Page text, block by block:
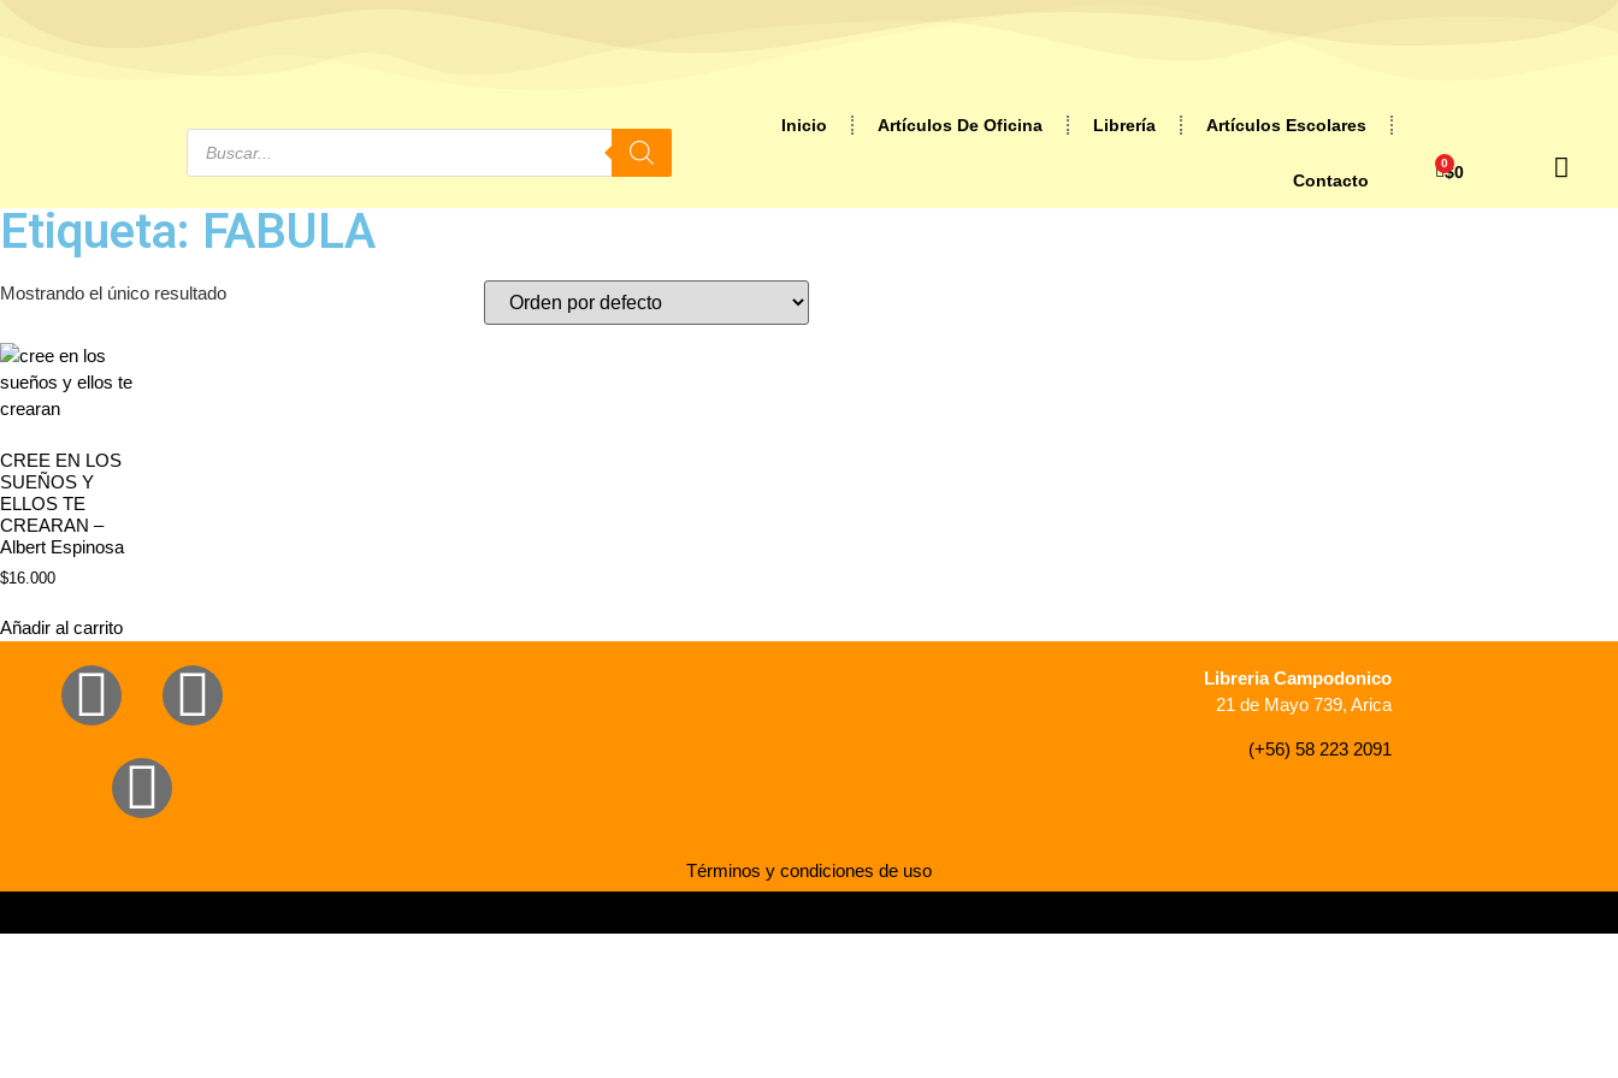
Inicio Artículos De Oficina Librería Artículos Escolares
Contacto $0
0
Etiqueta: FABULA
Mostrando el único resultado
CREE EN LOS
SUEÑOS Y
ELLOS TE
CREARAN –
Albert Espinosa
$16.000
Añadir al carrito
Libreria Campodonico
21 de Mayo 739, Arica
(+56) 58 223 2091
Términos y condiciones de uso